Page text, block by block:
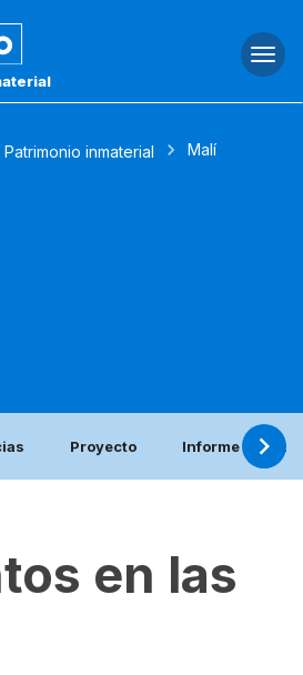
Patrimonio inmaterial Malí
Proyecto Informe
en las